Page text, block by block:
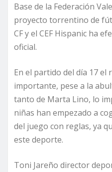
Base de la Federación
proyecto torrentino de
CF y el CEF Hispanic ha
oficial.
En el partido del día 17 el
importante, pese a la
tanto de Marta Lino, lo
niñas han empezado a
del juego con reglas, ya
este deporte.
Toni Jareño director